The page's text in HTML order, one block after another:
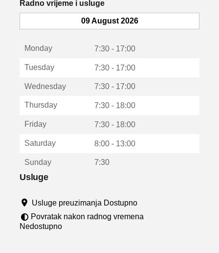
o
u
u
Radno vrijeme i usluge
09 August 2026
Monday 7:30 - 17:00
Tuesday 7:30 - 17:00
Wednesday 7:30 - 17:00
Thursday 7:30 - 18:00
Friday 7:30 - 18:00
Saturday 8:00 - 13:00
Sunday 7:30
Usluge
Usluge preuzimanja Dostupno
Povratak nakon radnog vremena
Nedostupno